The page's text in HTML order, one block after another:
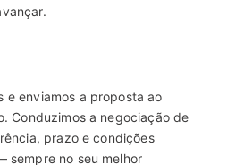
e enviamos a proposta ao
Conduzimos a negociação de
prazo e condições
sempre no seu melhor